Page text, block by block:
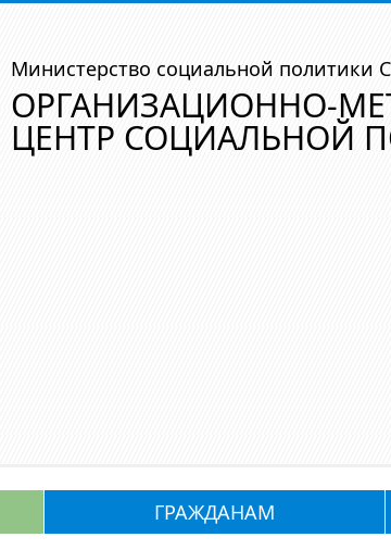
Министерство социальной политики
ОРГАНИЗАЦИОННО-
ЦЕНТР СОЦИАЛЬНОЙ
ГРАЖДАНАМ